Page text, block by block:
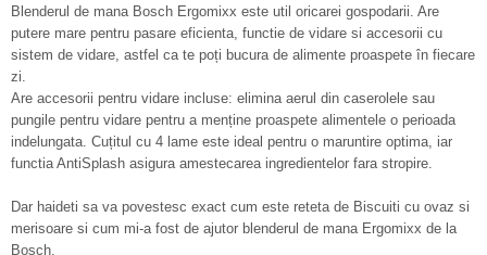
Blenderul de mana Bosch Ergomixx este util oricarei gospodarii. Are
putere mare pentru pasare eficienta, functie de vidare si accesorii cu
sistem de vidare, astfel ca te poți bucura de alimente proaspete în fiecare
zi.
Are accesorii pentru vidare incluse: elimina aerul din caserolele sau
pungile pentru vidare pentru a menține proaspete alimentele o perioada
indelungata. Cuțitul cu 4 lame este ideal pentru o maruntire optima, iar
functia AntiSplash asigura amestecarea ingredientelor fara stropire.
Dar haideti sa va povestesc exact cum este reteta de Biscuiti cu ovaz si
merisoare si cum mi-a fost de ajutor blenderul de mana Ergomixx de la
Bosch.